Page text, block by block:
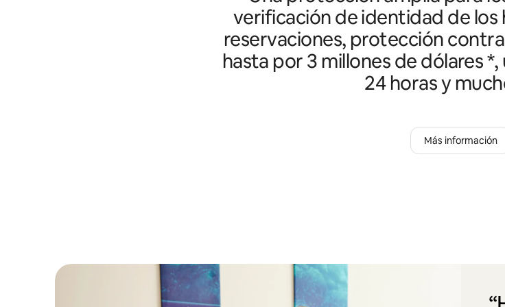
verificación de identidad de los
reservaciones, protección
hasta por 3 millones de dólares
24 horas y
Más información